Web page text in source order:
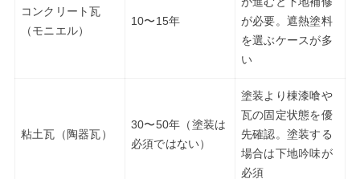
コンクリート瓦
（モニエル）
10〜15年
が必要。遮熱塗料
を選ぶケースが多
い
粘土瓦（陶器瓦）
30〜50年（塗装は
必須ではない）
塗装より棟漆喰や
瓦の固定状態を優
先確認。塗装する
場合は下地吟味が
必須